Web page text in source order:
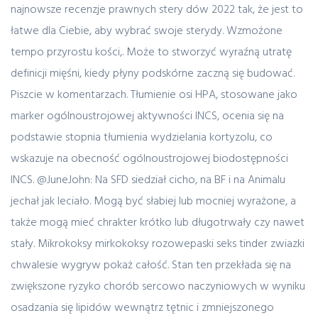
najnowsze recenzje prawnych stery dów 2022 tak, że jest to
łatwe dla Ciebie, aby wybrać swoje sterydy. Wzmożone
tempo przyrostu kości,. Może to stworzyć wyraźną utratę
definicji mięśni, kiedy płyny podskórne zaczną się budować.
Piszcie w komentarzach. Tłumienie osi HPA, stosowane jako
marker ogólnoustrojowej aktywności INCS, ocenia się na
podstawie stopnia tłumienia wydzielania kortyzolu, co
wskazuje na obecność ogólnoustrojowej biodostępności
INCS. @JuneJohn: Na SFD siedział cicho, na BF i na Animalu
jechał jak leciało. Mogą być słabiej lub mocniej wyrażone, a
także mogą mieć chrakter krótko lub długotrwały czy nawet
stały. Mikrokoksy mirkokoksy rozowepaski seks tinder zwiazki
chwalesie wygryw pokaż całość. Stan ten przekłada się na
zwiększone ryzyko chorób sercowo naczyniowych w wyniku
osadzania się lipidów wewnątrz tętnic i zmniejszonego